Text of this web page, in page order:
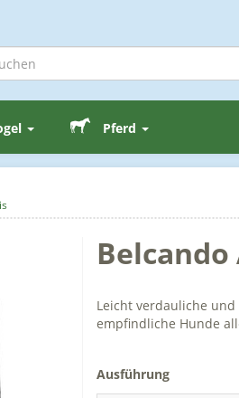
Pferd
Leicht verdauliche
empfindliche Hunde
Ausführung